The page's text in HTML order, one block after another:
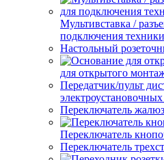
Мультивставка /
подключения
Настольный
для открытого
Передатчик/пульт
Переключатель
Переключатель
Переключатель